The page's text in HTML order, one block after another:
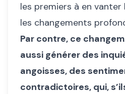
les premiers à en
les changements
Par contre, ce
aussi générer des
angoisses, des
contradictoires, qui,